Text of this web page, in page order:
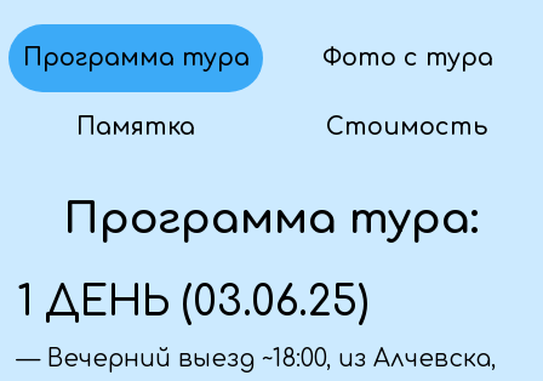
республику Ингушетия на
микроавтобусах.
красоту Джейрахского ущелья,
полюбуемся живописными
Лоамском перевале, увидим
3 ДЕНЬ (05.06.25)
историей.
— Поселение в отель, ужин,
свободное время.